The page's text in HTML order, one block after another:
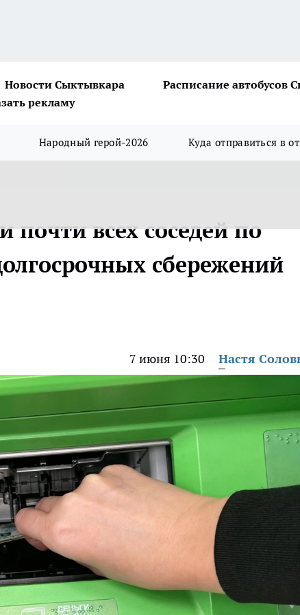
Новости Сыктывкара
Расписание автобусов
рекламу
Народный герой-2026 Куда отправиться в
почти всех соседей по
сбережений
7 июня 10:30 Настя